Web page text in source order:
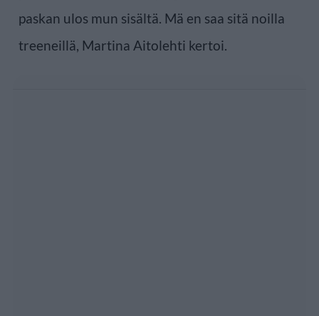
paskan ulos mun sisältä. Mä en saa sitä noilla
treeneillä, Martina Aitolehti kertoi.